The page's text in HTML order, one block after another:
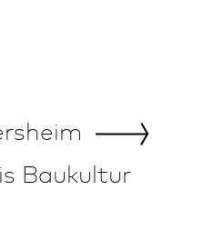
Bau­kultur